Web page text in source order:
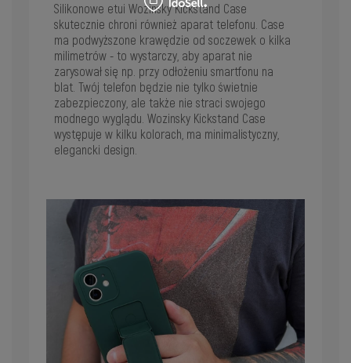
Silikonowe etui Wozinsky Kickstand Case
skutecznie chroni również aparat telefonu. Case
ma podwyższone krawędzie od soczewek o kilka
milimetrów - to wystarczy, aby aparat nie
zarysował się np. przy odłożeniu smartfonu na
blat. Twój telefon będzie nie tylko świetnie
zabezpieczony, ale także nie straci swojego
modnego wyglądu. Wozinsky Kickstand Case
występuje w kilku kolorach, ma minimalistyczny,
elegancki design.